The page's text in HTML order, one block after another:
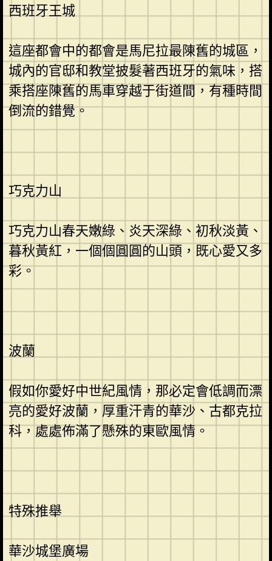
西班牙王城
這座都會中的都會是馬尼拉最陳舊的城區，
城內的官邸和教堂披髮著西班牙的氣味，搭
乘搭座陳舊的馬車穿越于街道間，有種時間
倒流的錯覺。
巧克力山
巧克力山春天嫩綠、炎天深綠、初秋淡黃、
暮秋黃紅，一個個圓圓的山頭，既心愛又多
彩。
波蘭
假如你愛好中世紀風情，那必定會低調而漂
亮的愛好波蘭，厚重汗青的華沙、古都克拉
科，處處佈滿了懸殊的東歐風情。
特殊推舉
華沙城堡廣場